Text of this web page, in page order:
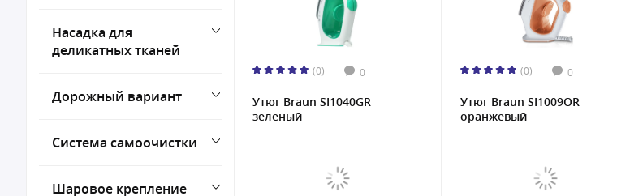
Насадка для
деликатных тканей
Дорожный вариант
Система самоочистки
Шаровое крепление
(0) 0
Утюг Braun SI1040GR
зеленый
(0) 0
Утюг Braun SI1009OR
оранжевый